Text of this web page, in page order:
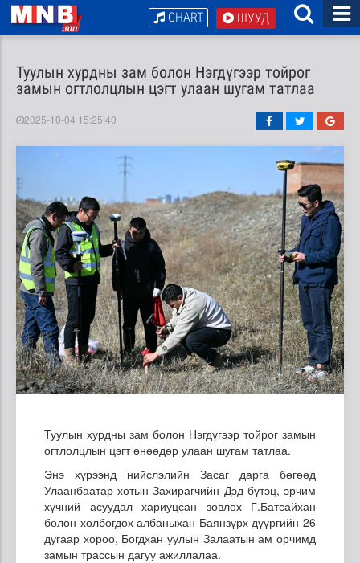
ШУУД
CHART
Туулын хурдны зам болон Нэгдүгээр тойрог
замын огтлолцлын цэгт улаан шугам татлаа
2025-10-04 15:25:40
Туулын хурдны зам болон Нэгдүгээр тойрог замын
огтлолцлын цэгт өнөөдөр улаан шугам татлаа.
Энэ хүрээнд нийслэлийн Засаг дарга бөгөөд
Улаанбаатар хотын Захирагчийн Дэд бүтэц, эрчим
хүчний асуудал хариуцсан зөвлөх Г.Батсайхан
болон холбогдох албаныхан Баянзүрх дүүргийн 26
дугаар хороо, Богдхан уулын Залаатын ам орчимд
замын трассын дагуу ажиллалаа.